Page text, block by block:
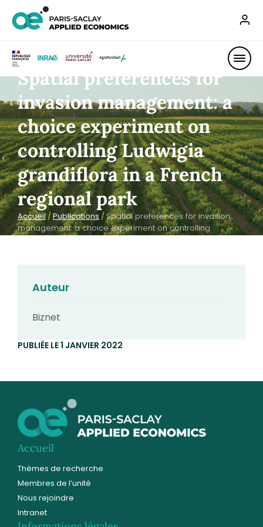
Spatial preferences for
invasion management: a
choice experiment on
controlling Ludwigia
grandiflora in a French
regional park
Accueil/Publications / Spatial preferences for invasion
management: a choice experiment on controlling
Auteur
Biznet
PUBLIÉE LE 1 JANVIER 2022
Accueil
Thèmes de recherche
Membres de l’unité
Nous rejoindre
Intranet